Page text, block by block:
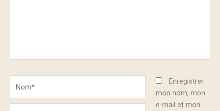
Enregistrer
mon nom, mon
e-mail et mon